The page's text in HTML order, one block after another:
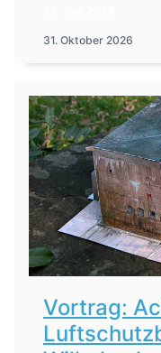
31. Oktober 2026
Vortrag: